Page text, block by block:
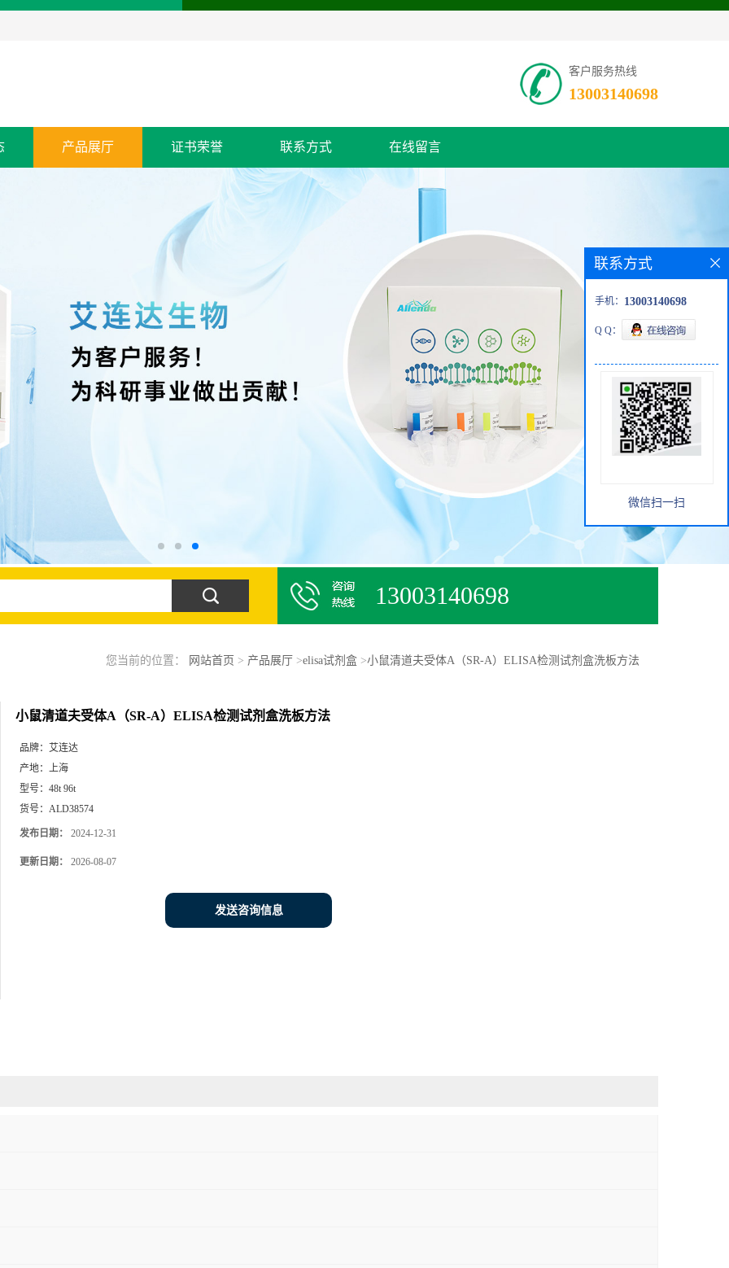
客户服务热线
13003140698
产品展厅 证书荣誉 联系方式 在线留言
13003140698
您当前的位置： 网站首页 > 产品展厅 >elisa试剂盒>小鼠清道夫受体A（SR-A）ELISA检测试剂盒洗板方法
小鼠清道夫受体A（SR-A）ELISA检测试剂盒洗板方法
品牌： 艾连达
产地： 上海
型号： 48t 96t
货号： ALD38574
发布日期： 2024-12-31
更新日期： 2026-08-07
发送咨询信息
联系方式
手机： 13003140698
Q Q：
微信扫一扫